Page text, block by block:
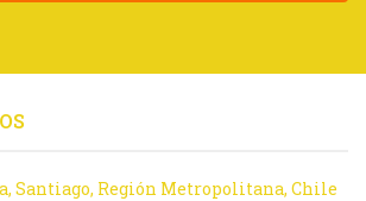
Santiago, Región Metropolitana, Chile